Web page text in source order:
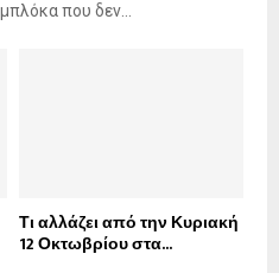
που δεν...
Τι αλλάζει από την Κυριακή
12 Οκτωβρίου στα...